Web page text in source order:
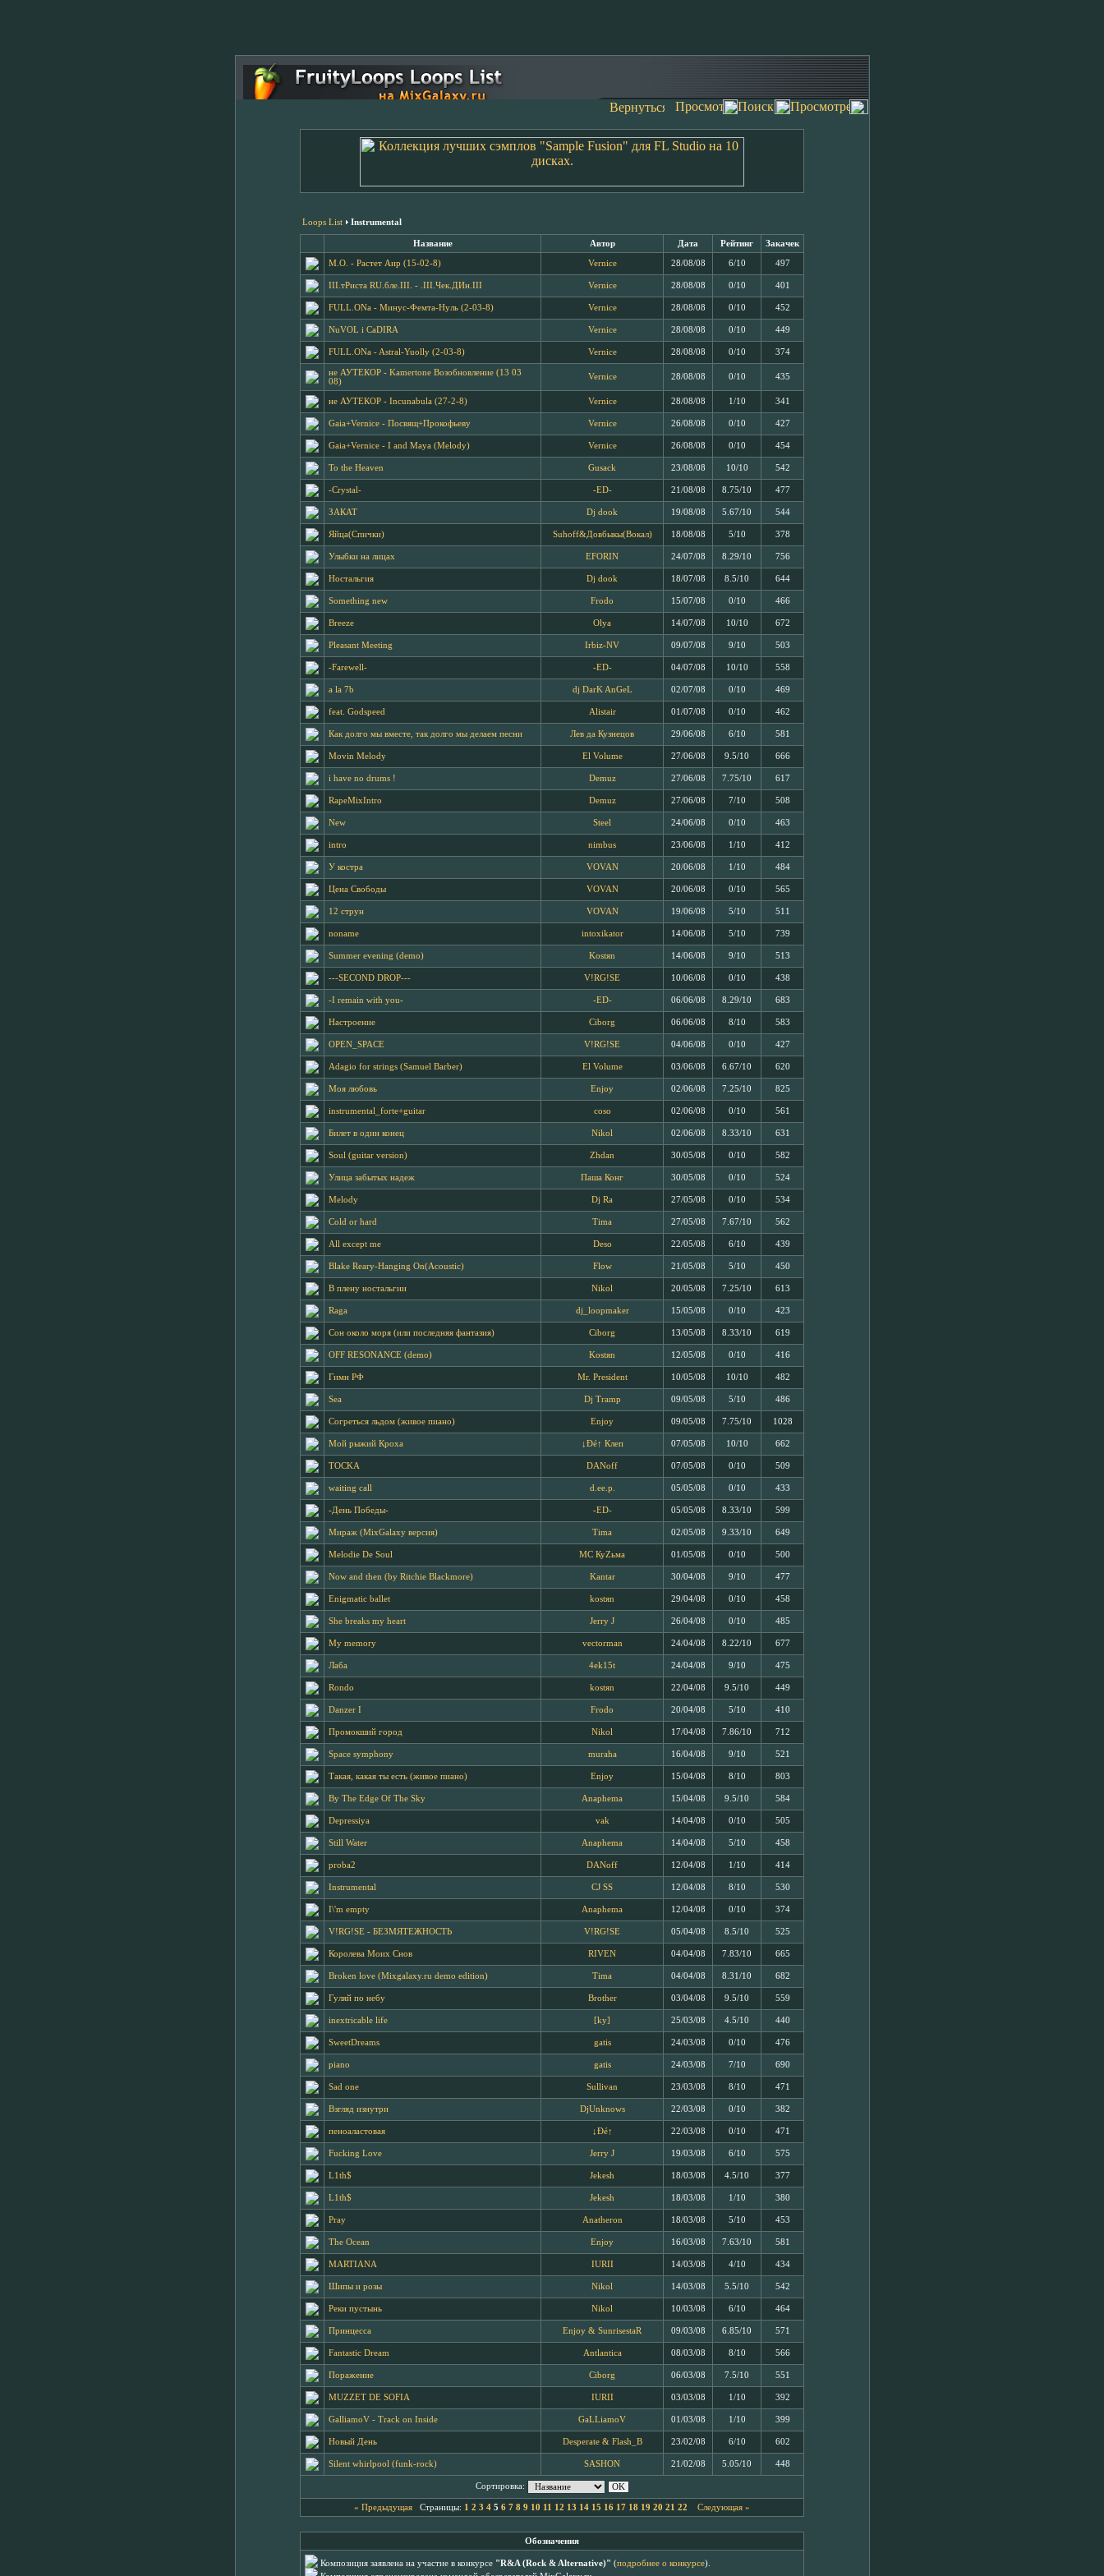
Loops List Instrumental
Название Автор Дата Рейтинг Закачек
M.O. - Растет Аир (15-02-8) Vernice 28/08/08 6/10 497
III.тРиста RU.бле.III. - .III.Чек.ДИн.III Vernice 28/08/08 0/10 401
FULL.ONa - Минус-Фемта-Нуль (2-03-8) Vernice 28/08/08 0/10 452
NuVOL i CaDIRA Vernice 28/08/08 0/10 449
FULL.ONa - Astral-Yuolly (2-03-8) Vernice 28/08/08 0/10 374
не АУТЕКОР - Kamertone Возобновление (13 03
08)
Vernice 28/08/08 0/10 435
не АУТЕКОР - Incunabula (27-2-8) Vernice 28/08/08 1/10 341
Gaia+Vernice - Посвящ+Прокофьеву Vernice 26/08/08 0/10 427
Gaia+Vernice - I and Maya (Melody) Vernice 26/08/08 0/10 454
To the Heaven Gusack 23/08/08 10/10 542
-Crystal- -ED- 21/08/08 8.75/10 477
ЗАКАТ Dj dook 19/08/08 5.67/10 544
Яйца(Спички) Suhoff&Довбыкы(Вокал) 18/08/08 5/10 378
Улыбки на лицах EFORIN 24/07/08 8.29/10 756
Ностальгия Dj dook 18/07/08 8.5/10 644
Something new Frodo 15/07/08 0/10 466
Breeze Olya 14/07/08 10/10 672
Pleasant Meeting Irbiz-NV 09/07/08 9/10 503
-Farewell- -ED- 04/07/08 10/10 558
a la 7b dj DarK AnGeL 02/07/08 0/10 469
feat. Godspeed Alistair 01/07/08 0/10 462
Как долго мы вместе, так долго мы делаем песни Лев да Кузнецов 29/06/08 6/10 581
Movin Melody El Volume 27/06/08 9.5/10 666
i have no drums ! Demuz 27/06/08 7.75/10 617
RapeMixIntro Demuz 27/06/08 7/10 508
New Steel 24/06/08 0/10 463
intro nimbus 23/06/08 1/10 412
У костра VOVAN 20/06/08 1/10 484
Цена Свободы VOVAN 20/06/08 0/10 565
12 струн VOVAN 19/06/08 5/10 511
noname intoxikator 14/06/08 5/10 739
Summer evening (demo) Kostяn 14/06/08 9/10 513
---SECOND DROP--- V!RG!SE 10/06/08 0/10 438
-I remain with you- -ED- 06/06/08 8.29/10 683
Настроение Ciborg 06/06/08 8/10 583
OPEN_SPACE V!RG!SE 04/06/08 0/10 427
Adagio for strings (Samuel Barber) El Volume 03/06/08 6.67/10 620
Моя любовь Enjoy 02/06/08 7.25/10 825
instrumental_forte+guitar coso 02/06/08 0/10 561
Билет в один конец Nikol 02/06/08 8.33/10 631
Soul (guitar version) Zhdan 30/05/08 0/10 582
Улица забытых надеж Паша Конг 30/05/08 0/10 524
Melody Dj Ra 27/05/08 0/10 534
Cold or hard Tima 27/05/08 7.67/10 562
All except me Deso 22/05/08 6/10 439
Blake Reary-Hanging On(Acoustic) Flow 21/05/08 5/10 450
В плену ностальгии Nikol 20/05/08 7.25/10 613
Raga dj_loopmaker 15/05/08 0/10 423
Сон около моря (или последняя фантазия) Ciborg 13/05/08 8.33/10 619
OFF RESONANCE (demo) Kostяn 12/05/08 0/10 416
Гимн РФ Mr. President 10/05/08 10/10 482
Sea Dj Tramp 09/05/08 5/10 486
Согреться льдом (живое пиано) Enjoy 09/05/08 7.75/10 1028
Мой рыжий Кроха ↓Ðé↑ Клеп 07/05/08 10/10 662
TOCKA DANoff 07/05/08 0/10 509
waiting call d.ee.p. 05/05/08 0/10 433
-День Победы- -ED- 05/05/08 8.33/10 599
Мираж (MixGalaxy версия) Tima 02/05/08 9.33/10 649
Melodie De Soul MC КуZьма 01/05/08 0/10 500
Now and then (by Ritchie Blackmore) Kantar 30/04/08 9/10 477
Enigmatic ballet kostяn 29/04/08 0/10 458
She breaks my heart Jerry J 26/04/08 0/10 485
My memory vectorman 24/04/08 8.22/10 677
Лаба 4ek15t 24/04/08 9/10 475
Rondo kostяn 22/04/08 9.5/10 449
Danzer I Frodo 20/04/08 5/10 410
Промокший город Nikol 17/04/08 7.86/10 712
Space symphony muraha 16/04/08 9/10 521
Такая, какая ты есть (живое пиано) Enjoy 15/04/08 8/10 803
By The Edge Of The Sky Anaphema 15/04/08 9.5/10 584
Depressiya vak 14/04/08 0/10 505
Still Water Anaphema 14/04/08 5/10 458
proba2 DANoff 12/04/08 1/10 414
Instrumental CJ SS 12/04/08 8/10 530
I\'m empty Anaphema 12/04/08 0/10 374
V!RG!SE - БЕЗМЯТЕЖНОСТЬ V!RG!SE 05/04/08 8.5/10 525
Королева Моих Снов RIVEN 04/04/08 7.83/10 665
Broken love (Mixgalaxy.ru demo edition) Tima 04/04/08 8.31/10 682
Гуляй по небу Brother 03/04/08 9.5/10 559
inextricable life [ky] 25/03/08 4.5/10 440
SweetDreams gatis 24/03/08 0/10 476
piano gatis 24/03/08 7/10 690
Sad one Sullivan 23/03/08 8/10 471
Взгляд изнутри DjUnknows 22/03/08 0/10 382
пеноаластовая ↓Ðé↑ 22/03/08 0/10 471
Fucking Love Jerry J 19/03/08 6/10 575
L1th$ Jekesh 18/03/08 4.5/10 377
L1th$ Jekesh 18/03/08 1/10 380
Pray Anatheron 18/03/08 5/10 453
The Ocean Enjoy 16/03/08 7.63/10 581
MARTIANA IURII 14/03/08 4/10 434
Шипы и розы Nikol 14/03/08 5.5/10 542
Реки пустынь Nikol 10/03/08 6/10 464
Принцесса Enjoy & SunrisestaR 09/03/08 6.85/10 571
Fantastic Dream Antlantica 08/03/08 8/10 566
Поражение Ciborg 06/03/08 7.5/10 551
MUZZET DE SOFIA IURII 03/03/08 1/10 392
GalliamoV - Track on Inside GaLLiamoV 01/03/08 1/10 399
Новый День Desperate & Flash_B 23/02/08 6/10 602
Silent whirlpool (funk-rock) SASHON 21/02/08 5.05/10 448
Сортировка:
« Предыдущая Страницы: 1 2 3 4 5 6 7 8 9 10 11 12 13 14 15 16 17 18 19 20 21 22 Следующая »
Обозначения
Композиция заявлена на участие в конкурсе "R&A (Rock & Alternative)" (подробнее о конкурсе).